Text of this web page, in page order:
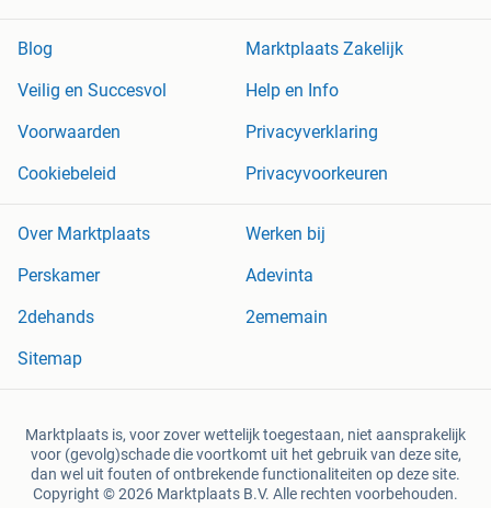
Blog
Marktplaats Zakelijk
Veilig en Succesvol
Help en Info
Voorwaarden
Privacyverklaring
Cookiebeleid
Privacyvoorkeuren
Over Marktplaats
Werken bij
Perskamer
Adevinta
2dehands
2ememain
Sitemap
Marktplaats is, voor zover wettelijk toegestaan, niet aansprakelijk
voor (gevolg)schade die voortkomt uit het gebruik van deze site,
dan wel uit fouten of ontbrekende functionaliteiten op deze site.
Copyright © 2026 Marktplaats B.V. Alle rechten voorbehouden.